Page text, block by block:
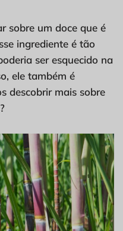
sobre um doce que é
ingrediente é tão
ser esquecido na
ele também é
descobrir mais sobre